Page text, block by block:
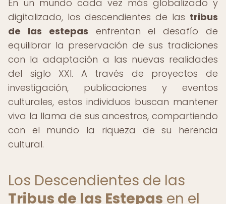
En un mundo cada vez más globalizado y
digitalizado, los descendientes de las tribus
de las estepas enfrentan el desafío de
equilibrar la preservación de sus tradiciones
con la adaptación a las nuevas realidades
del siglo XXI. A través de proyectos de
investigación, publicaciones y eventos
culturales, estos individuos buscan mantener
viva la llama de sus ancestros, compartiendo
con el mundo la riqueza de su herencia
cultural.
Los Descendientes de las
Tribus de las Estepas en el